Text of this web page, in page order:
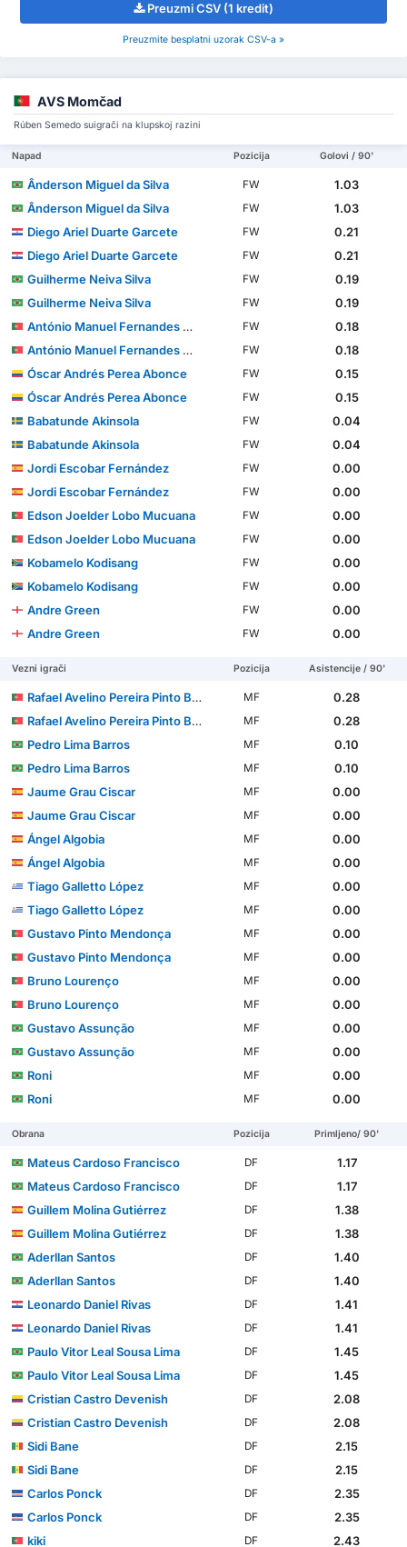
Preuzmi CSV (1 kredit)
Preuzmite besplatni uzorak CSV-a »
AVS Momčad
Rúben Semedo suigrači na klupskoj razini
Napad Pozicija Golovi / 90'
Ânderson Miguel da Silva FW
1.03
Ânderson Miguel da Silva
FW
1.03
Diego Ariel Duarte Garcete
FW
0.21
Diego Ariel Duarte Garcete
FW
0.21
Guilherme Neiva Silva
FW
0.19
Guilherme Neiva Silva
FW
0.19
António Manuel Fernandes Mendes
FW
0.18
António Manuel Fernandes Mendes
FW
0.18
Óscar Andrés Perea Abonce
FW
0.15
Óscar Andrés Perea Abonce
FW
0.15
Babatunde Akinsola
FW
0.04
Babatunde Akinsola
FW
0.04
Jordi Escobar Fernández
FW
0.00
Jordi Escobar Fernández
FW
0.00
Edson Joelder Lobo Mucuana
FW
0.00
Edson Joelder Lobo Mucuana
FW
0.00
Kobamelo Kodisang
FW
0.00
Kobamelo Kodisang
FW
0.00
Andre Green
FW
0.00
Andre Green
FW 0.00
Vezni igrači Pozicija Asistencije / 90'
Rafael Avelino Pereira Pinto Barbosa MF
0.28
Rafael Avelino Pereira Pinto Barbosa
MF
0.28
Pedro Lima Barros
MF
0.10
Pedro Lima Barros
MF
0.10
Jaume Grau Ciscar
MF
0.00
Jaume Grau Ciscar
MF
0.00
Ángel Algobia
MF
0.00
Ángel Algobia
MF
0.00
Tiago Galletto López
MF
0.00
Tiago Galletto López
MF
0.00
Gustavo Pinto Mendonça
MF
0.00
Gustavo Pinto Mendonça
MF
0.00
Bruno Lourenço
MF
0.00
Bruno Lourenço
MF
0.00
Gustavo Assunção
MF
0.00
Gustavo Assunção
MF
0.00
Roni
MF
0.00
Roni
MF 0.00
Obrana Pozicija Primljeno/ 90'
Mateus Cardoso Francisco DF
1.17
Mateus Cardoso Francisco
DF
1.17
Guillem Molina Gutiérrez
DF
1.38
Guillem Molina Gutiérrez
DF
1.38
Aderllan Santos
DF
1.40
Aderllan Santos
DF
1.40
Leonardo Daniel Rivas
DF
1.41
Leonardo Daniel Rivas
DF
1.41
Paulo Vitor Leal Sousa Lima
DF
1.45
Paulo Vitor Leal Sousa Lima
DF
1.45
Cristian Castro Devenish
DF
2.08
Cristian Castro Devenish
DF
2.08
Sidi Bane
DF
2.15
Sidi Bane
DF
2.15
Carlos Ponck
DF
2.35
Carlos Ponck
DF
2.35
kiki
DF 2.43